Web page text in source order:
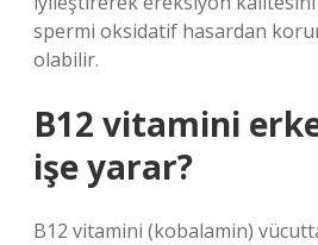
spermi oksidatif hasardan
olabilir.
B12 vitamini
işe yarar?
B12 vitamini (kobalamin)